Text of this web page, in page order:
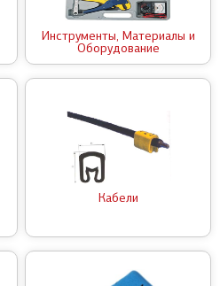
Инструменты, Материалы и
Оборудование
Кабели